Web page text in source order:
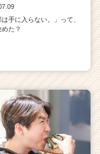
は手に入らない。」って、
た？